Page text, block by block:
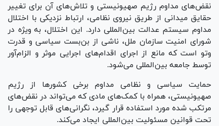
نقض‌های مداوم رژیم صهیونیستی و تلاش‌های آن برای تغییر
حقایق میدانی از طریق نیروی نظامی، ارتباط نزدیکی با اختلال
مداوم سیستم عدالت بین‌المللی دارد. این اختلال، به ویژه در
شورای امنیت سازمان ملل، ناشی از بن‌بست سیاسی و قدرت
وتو است که مانع از اجرای اقدام‌های اجرایی موثر و الزام‌آور
توسط جامعه بین‌المللی می‌شود.
حمایت سیاسی و نظامی مداوم برخی کشور‌ها از رژیم
صهیونیستی، همراه با کمک‌های مادی که می‌تواند در نقض‌های
مرتکب شده مورد استفاده قرار گیرد، نگرانی‌های قابل توجهی را
تحت قوانین مسئولیت بین‌المللی ایجاد می‌کند.